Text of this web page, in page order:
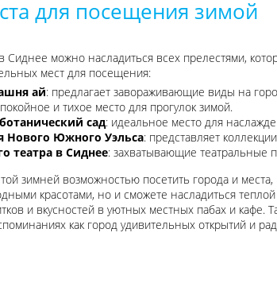
для посещения зимой
можно насладиться всех прелестями,
мест для посещения:
ай: предлагает завораживающие виды на
и тихое место для прогулок зимой.
сад: идеальное место для
Нового Южного Уэльса: представляет
театра в Сиднее: захватывающие театральные
зимней возможностью посетить города и
красотами, но и сможете насладиться
и вкусностей в уютных местных пабах и кафе.
как город удивительных открытий и